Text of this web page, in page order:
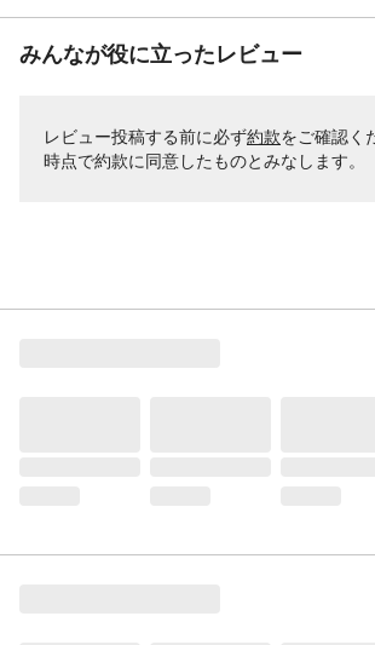
みんなが役に立ったレビュー
レビュー投稿する前に必ず約款をご確認く
時点で約款に同意したものとみなします。